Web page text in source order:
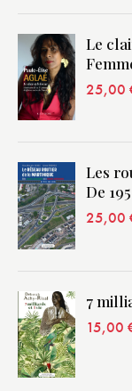
Le
25,00
Les
De
25,00
7
15,00